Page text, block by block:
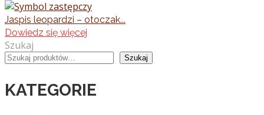
Jaspis leopardzi – otoczak...
Dowiedz się więcej
Szukaj
Szukaj
KATEGORIE